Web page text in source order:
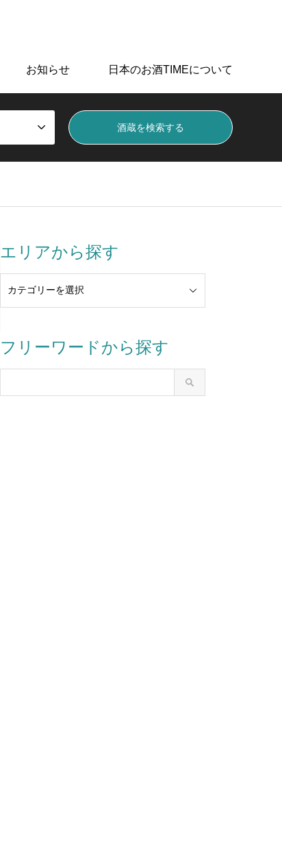
お知らせ 日本のお酒TIMEについて
エリアから探す
フリーワードから探す